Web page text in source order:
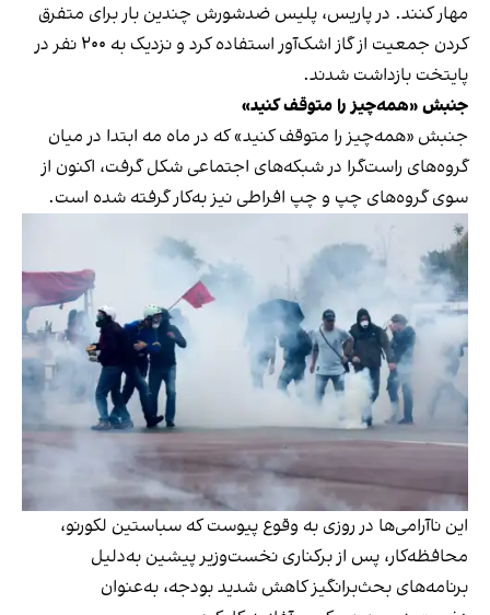
مهار کنند. در پاریس، پلیس ضدشورش چندین بار برای متفرق
کردن جمعیت از گاز اشک‌آور استفاده کرد و نزدیک به ۲۰۰ نفر در
پایتخت بازداشت شدند.
جنبش «همه‌چیز را متوقف کنید»
جنبش «همه‌چیز را متوقف کنید» که در ماه مه ابتدا در میان
گروه‌های راست‌گرا در شبکه‌های اجتماعی شکل گرفت، اکنون از
سوی گروه‌های چپ و چپ افراطی نیز به‌کار گرفته شده است.
این ناآرامی‌ها در روزی به وقوع پیوست که سباستین لکورنو،
محافظه‌کار، پس از برکناری نخست‌وزیر پیشین به‌دلیل
برنامه‌های بحث‌برانگیز کاهش شدید بودجه، به‌عنوان